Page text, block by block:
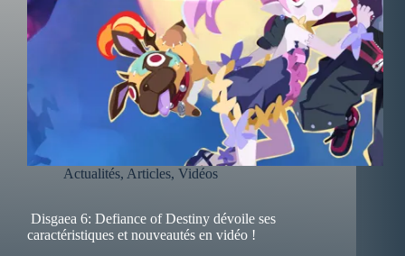
Actualités, Articles, Vidéos
Disgaea 6: Defiance of Destiny dévoile ses
caractéristiques et nouveautés en vidéo !